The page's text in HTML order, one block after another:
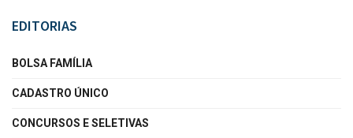
EDITORIAS
BOLSA FAMÍLIA
CADASTRO ÚNICO
CONCURSOS E SELETIVAS